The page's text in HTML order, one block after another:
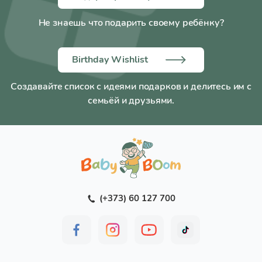
Горизонтальное положение спинки - Есть
Положений наклона спинки 5
Положений по высоте 7
Число регулировок подножки 3
Ремни безопасности 5-точечные
Максимальная нагрузка, кг 15
Размеры в сложенном состоянии, см
Габариты, см : 75,5Д х 55Ш х 104,17В
Не знаешь что подарить своему ребёнку?
Birthday Wishlist
Создавайте список с идеями подарков и делитесь им с
семьёй и друзьями.
(+373) 60 127 700